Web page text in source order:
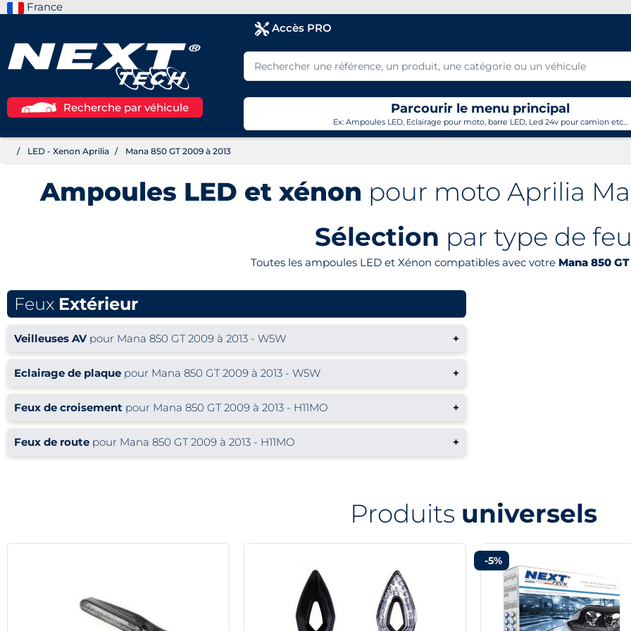
France
Accès PRO
Recherche par véhicule Parcourir le menu principal
Ex: Ampoules LED, Eclairage pour moto, barre LED, Led 24v pour camion etc...
LED - Xenon Aprilia Mana 850 GT 2009 à 2013
Ampoules LED et xénon pour moto Aprilia
Sélection par type de
Toutes les ampoules LED et Xénon compatibles avec votre Mana 850
Feux Extérieur
Veilleuses AVpour Mana 850 GT 2009 à 2013 - W5W +
Eclairage de plaque pour Mana 850 GT 2009 à 2013 - W5W +
Feux de croisement pour Mana 850 GT 2009 à 2013 - H11MO +
Feux de route pour Mana 850 GT 2009 à 2013 - H11MO +
Produits universels
-5%